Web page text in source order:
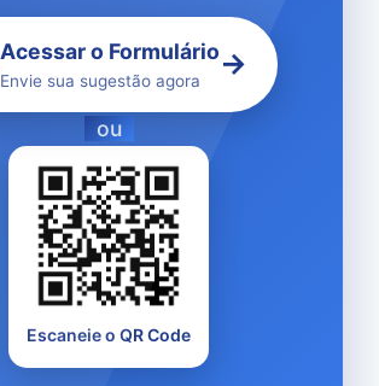
Acessar o Formulário
Envie sua sugestão agora →
ou
Escaneie o QR Code